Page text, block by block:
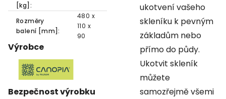
[kg]:
Rozměry
balení [mm]:
480 x
110 x
90
Výrobce
Bezpečnost výrobku
ukotvení vašeho
skleníku k pevným
základům nebo
přímo do půdy.
Ukotvit skleník
můžete
samozřejmě všemi